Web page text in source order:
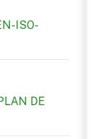
ISO-
DE